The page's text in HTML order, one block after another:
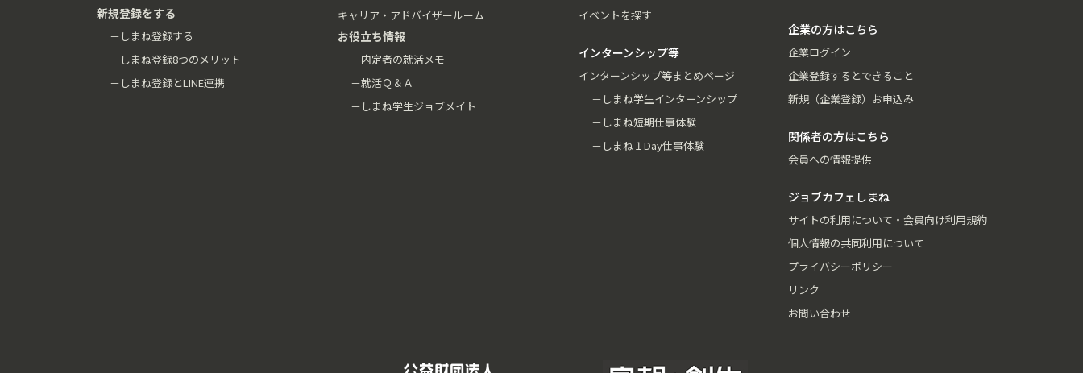
新規登録をする
－しまね登録する
－しまね登録8つのメリット
－しまね登録とLINE連携
キャリア・アドバイザールーム
お役立ち情報
－内定者の就活メモ
－就活Ｑ＆Ａ
－しまね学生ジョブメイト
イベントを探す
インターンシップ等
インターンシップ等まとめページ
－しまね学生インターンシップ
－しまね短期仕事体験
－しまね１Day仕事体験
企業の方はこちら
企業ログイン
企業登録するとできること
新規（企業登録）お申込み
関係者の方はこちら
会員への情報提供
ジョブカフェしまね
サイトの利用について・会員向け利用規約
個人情報の共同利用について
プライバシーポリシー
リンク
お問い合わせ